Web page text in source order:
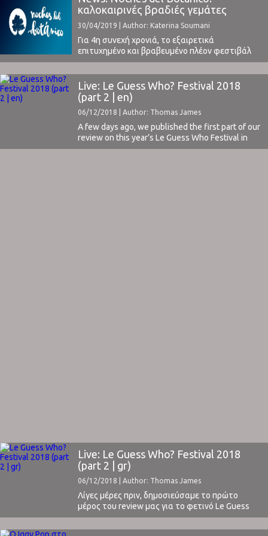
καλοκαιρινές βραδιές γεμάτες
μουσική στη Μαδρίτη
30/04/2019 | Author: Katerina Soumani
Για 4η συνεχή χρονιά, το εξαιρετικά
επιτυχημένο και βραβευμένο πλέον φεστιβάλ
Noches del Botánico επιστρέφει στην Ισπανική
πρωτεύουσα με ένα πολυσυλλεκτικό, δυνατό
line-up που υπόσχεται να ικανοποιήσει ένα ευρύ
φάσμα μουσικών προτιμήσεων.Η φετινή
έκδοση του αστικού φεστιβάλ διατηρεί την
ιδιαίτερη ιδιοσυγκρασία του, τόσο ως προς τη
μορφή όσο και το ...
Live: Le Guess Who? Festival 2018
(part 2 | en)
06/12/2018 | Author: Thomas James
A few days ago, we published the first part of our
review on this year’s Le Guess Who Festival in
Utrecht. In it, we outlined our experiences from
Live: Le Guess Who? Festival 2018
(part 2 | gr)
06/12/2018 | Author: Thomas James
Λίγες μέρες πριν, δημοσιεύσαμε το πρώτο
μέρος του review μας για το φετινό Le Guess
Who Festival στην Ουτρέχτη. Σε αυτό σας
παρουσιάσαμε τις εντυπώσεις από τη